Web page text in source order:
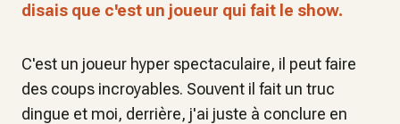
disais que c'est un joueur qui fait le show.
C'est un joueur hyper spectaculaire, il peut faire
des coups incroyables. Souvent il fait un truc
dingue et moi, derrière, j'ai juste à conclure en